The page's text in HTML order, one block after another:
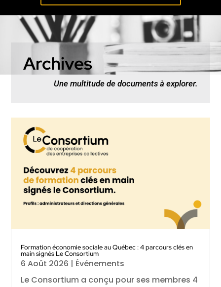
Archives
Une multitude de documents à explorer.
Formation économie sociale au Québec : 4 parcours clés en
main signés Le Consortium
6 Août 2026 | Événements
Le Consortium a conçu pour ses membres 4